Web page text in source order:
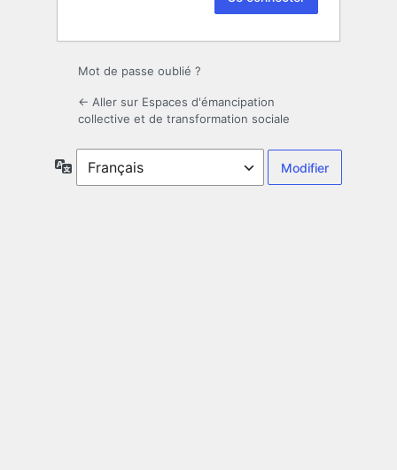
Mot de passe oublié ?
← Aller sur Espaces d'émancipation
collective et de transformation sociale
Langue